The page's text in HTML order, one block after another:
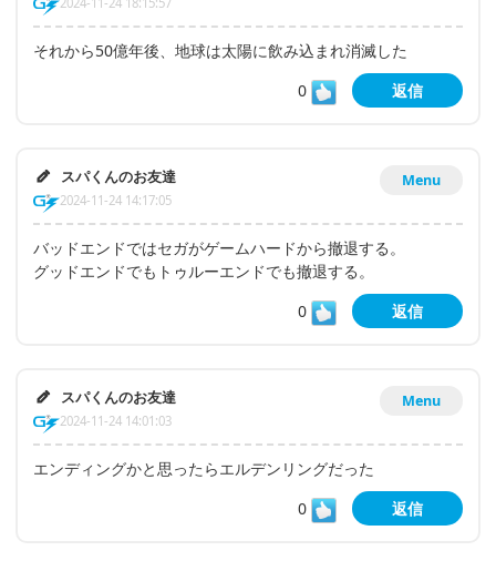
それから50億年後、地球は太陽に飲み込まれ消滅した
0
返信
Menu
スパくんのお友達
2024-11-24 14:17:05
バッドエンドではセガがゲームハードから撤退する。
グッドエンドでもトゥルーエンドでも撤退する。
0
返信
Menu
スパくんのお友達
2024-11-24 14:01:03
エンディングかと思ったらエルデンリングだった
0
返信